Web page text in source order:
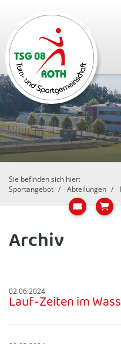
Sie befinden sich hier:
Sportangebot
Abteilungen
Archiv
02.06.2024
Lauf-Zeiten im